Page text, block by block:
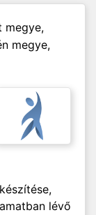
megye,
megye,
lévő